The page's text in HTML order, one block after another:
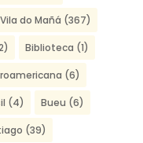
do Mañá (367)
Biblioteca (1)
(6)
(4) Bueu (6)
(39)